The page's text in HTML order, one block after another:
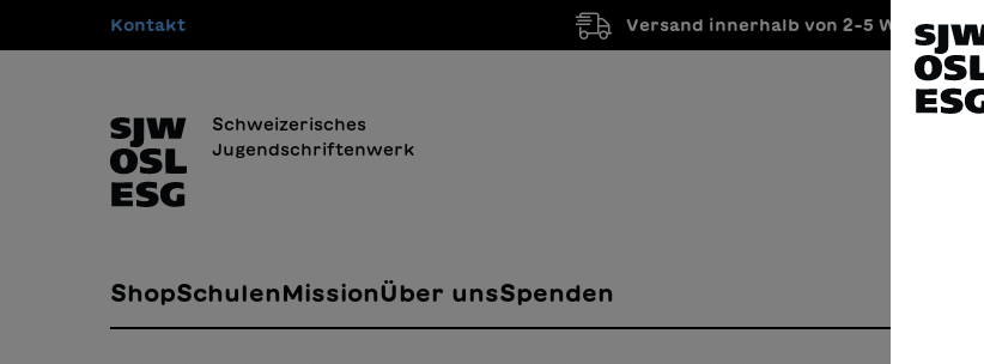
Zur Hauptnavigation springen
Kontakt Versand innerhalb von 2-5 Werktagen
Schweizerisches
Jugendschriftenwerk
ShopSchulen MissionÜber unsSpenden